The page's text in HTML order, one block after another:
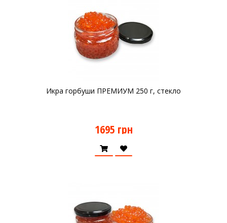
Икра горбуши ПРЕМИУМ 250 г, стекло
1695 грн